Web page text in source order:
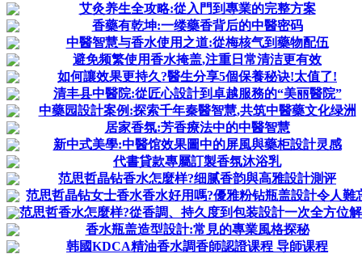
艾灸养生全攻略:從入門到專業的完整方案
香藥有乾坤:一缕藥香背后的中醫密码
中醫智慧与香水使用之道:從梅核气到藥物配伍
避免频繁使用香水掩盖,注重日常清洁更有效
如何讓效果更持久?醫生分享5個保養秘诀!太值了!
清丰县中醫院:從匠心設計到卓越服務的“美丽醫院”
中藥园設計案例:探索千年秦醫智慧,共筑中醫藥文化绿洲
居家香氛:芳香療法中的中醫智慧
新中式美學:中醫馆效果圖中的屏風與藥柜設計灵感
代書貸款專屬訂製香氛沐浴乳
范思哲晶钻香水怎麼样?细腻香韵與高雅設計測评
范思哲晶钻女士香水香水好用嗎?優雅粉钻瓶盖設計令人難
范思哲香水怎麼样?從香調、持久度到包装設計一次全方位
香水瓶盖造型設計:常見的專業風格探秘
韩國KDCA精油香水調香師認證课程 导師课程